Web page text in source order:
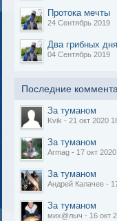
Протока мечты
24 Сентябрь 2019
Два грибных
04 Сентябрь 2019
Последние
За туманом
Kvik - 21 окт 2020
За туманом
Armag - 17 окт
За туманом
Андрей Калачев -
За туманом
мих@лыч - 16 окт